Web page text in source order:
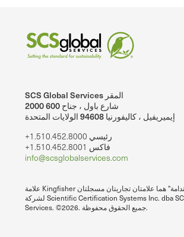
SCS Global Services المقر
2000 شارع باول ، جناح 600
إيميريفيل ، كاليفورنيا 94608 الولايات المتحدة
+1.510.452.8000 رئيسي
+1.510.452.8001 فاكس
info@scsglobalservices.com
علامة Kingfisher و"وضع معايير الاستدامة" هما علامتان تجاريتان مسجلتان
لشركة Scientific Certification Systems Inc. dba SCS Global
Services. ©2026. جميع الحقوق محفوظة.